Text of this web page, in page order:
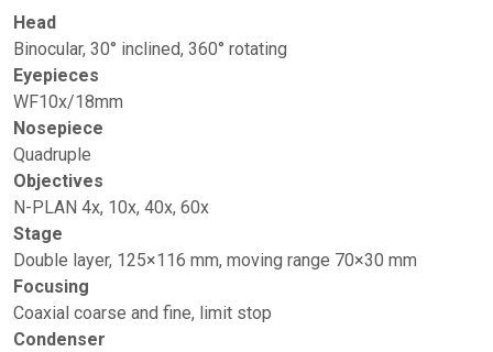
Head
Binocular, 30° inclined, 360° rotating
Eyepieces
WF10x/18mm
Nosepiece
Quadruple
Objectives
N-PLAN 4x, 10x, 40x, 60x
Stage
Double layer, 125×116 mm, moving range 70×30 mm
Focusing
Coaxial coarse and fine, limit stop
Condenser